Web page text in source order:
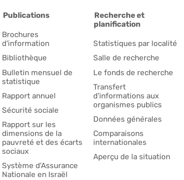
Recherche et
planification
Statistiques par localité
Salle de recherche
Le fonds de recherche
Transfert
d'informations aux
organismes publics
Données générales
Comparaisons
internationales
Aperçu de la situation
Publications
Brochures
d'information
Bibliothèque
Bulletin mensuel de
statistique
Rapport annuel
Sécurité sociale
Rapport sur les
dimensions de la
pauvreté et des écarts
sociaux
Système d'Assurance
Nationale en Israël